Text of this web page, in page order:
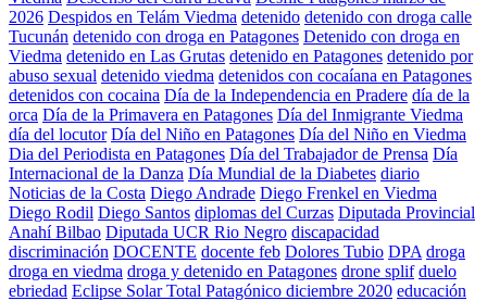
2026 Despidos en Telám Viedma detenido detenido con droga calle
Tucunán detenido con droga en Patagones Detenido con droga en
Viedma detenido en Las Grutas detenido en Patagones detenido por
abuso sexual detenido viedma detenidos con cocaíana en Patagones
detenidos con cocaina Día de la Independencia en Pradere día de la
orca Día de la Primavera en Patagones Día del Inmigrante Viedma
día del locutor Día del Niño en Patagones Día del Niño en Viedma
Dia del Periodista en Patagones Día del Trabajador de Prensa Día
Internacional de la Danza Día Mundial de la Diabetes diario
Noticias de la Costa Diego Andrade Diego Frenkel en Viedma
Diego Rodil Diego Santos diplomas del Curzas Diputada Provincial
Anahí Bilbao Diputada UCR Rio Negro discapacidad
discriminación DOCENTE docente feb Dolores Tubio DPA droga
droga en viedma droga y detenido en Patagones drone splif duelo
ebriedad Eclipse Solar Total Patagónico diciembre 2020 educación